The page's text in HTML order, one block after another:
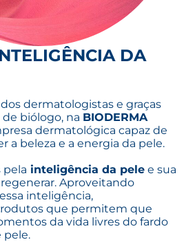
DA
dermatologistas e graças
de biólogo, na BIODERMA
dermatológica capaz de
a beleza e a energia da pele.
pela inteligência da pele e sua
Aproveitando
inteligência,
que permitem que
da vida livres do fardo
pele.